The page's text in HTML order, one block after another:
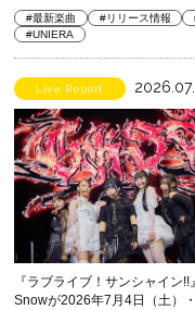
#最新楽曲 #リリース情報
#UNIERA
Live Report
『ラブライブ！サンシャイン
Snowが2026年7月4日（土）